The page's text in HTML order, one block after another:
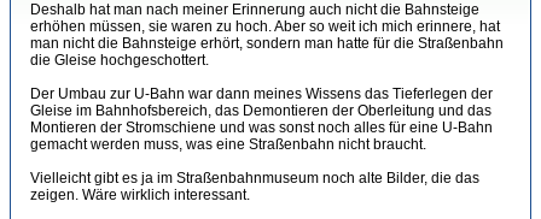
Deshalb hat man nach meiner Erinnerung auch nicht die Bahnsteige
erhöhen müssen, sie waren zu hoch. Aber so weit ich mich erinnere, hat
man nicht die Bahnsteige erhört, sondern man hatte für die Straßenbahn
die Gleise hochgeschottert.
Der Umbau zur U-Bahn war dann meines Wissens das Tieferlegen der
Gleise im Bahnhofsbereich, das Demontieren der Oberleitung und das
Montieren der Stromschiene und was sonst noch alles für eine U-Bahn
gemacht werden muss, was eine Straßenbahn nicht braucht.
Vielleicht gibt es ja im Straßenbahnmuseum noch alte Bilder, die das
zeigen. Wäre wirklich interessant.